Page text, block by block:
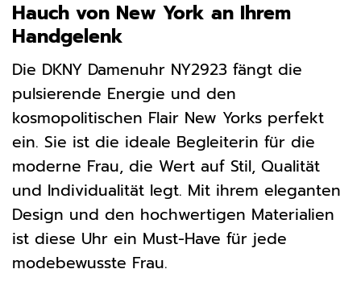
Hauch von New York an Ihrem
Handgelenk
Die DKNY Damenuhr NY2923 fängt die
pulsierende Energie und den
kosmopolitischen Flair New Yorks perfekt
ein. Sie ist die ideale Begleiterin für die
moderne Frau, die Wert auf Stil, Qualität
und Individualität legt. Mit ihrem eleganten
Design und den hochwertigen Materialien
ist diese Uhr ein Must-Have für jede
modebewusste Frau.